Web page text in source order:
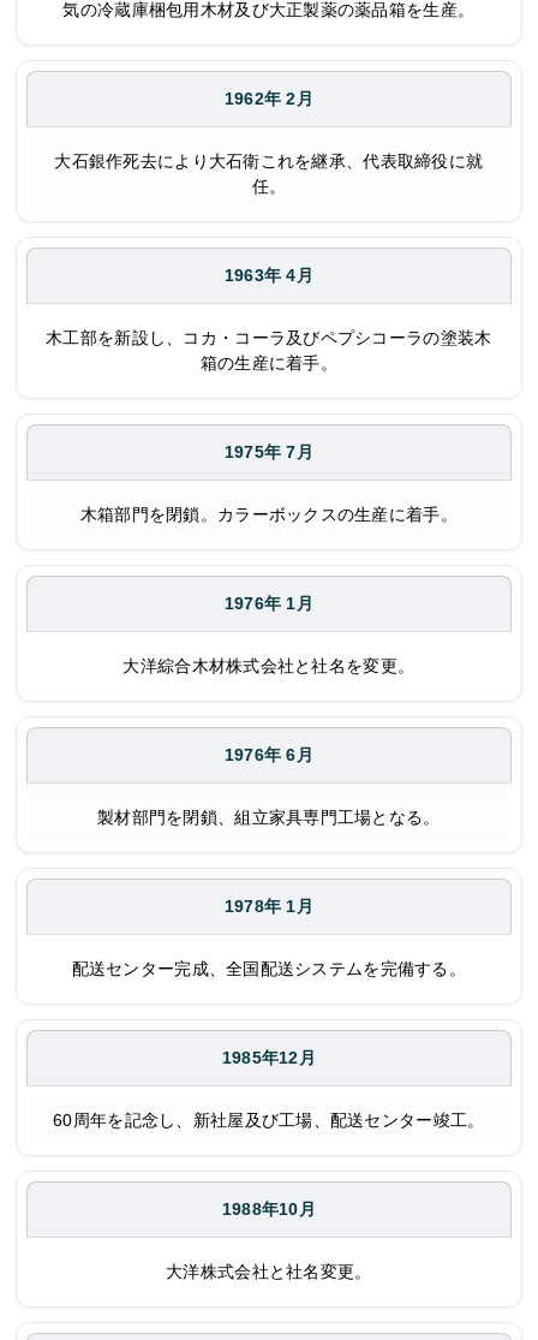
気の冷蔵庫梱包用木材及び大正製薬の薬品箱を生産。
1962年 2月
大石銀作死去により大石衛これを継承、代表取締役に就
任。
1963年 4月
木工部を新設し、コカ・コーラ及びペプシコーラの塗装木
箱の生産に着手。
1975年 7月
木箱部門を閉鎖。カラーボックスの生産に着手。
1976年 1月
大洋綜合木材株式会社と社名を変更。
1976年 6月
製材部門を閉鎖、組立家具専門工場となる。
1978年 1月
配送センター完成、全国配送システムを完備する。
1985年12月
60周年を記念し、新社屋及び工場、配送センター竣工。
1988年10月
大洋株式会社と社名変更。